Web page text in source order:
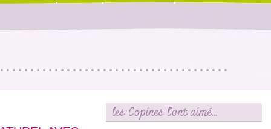
les Copines l'ont aimé...